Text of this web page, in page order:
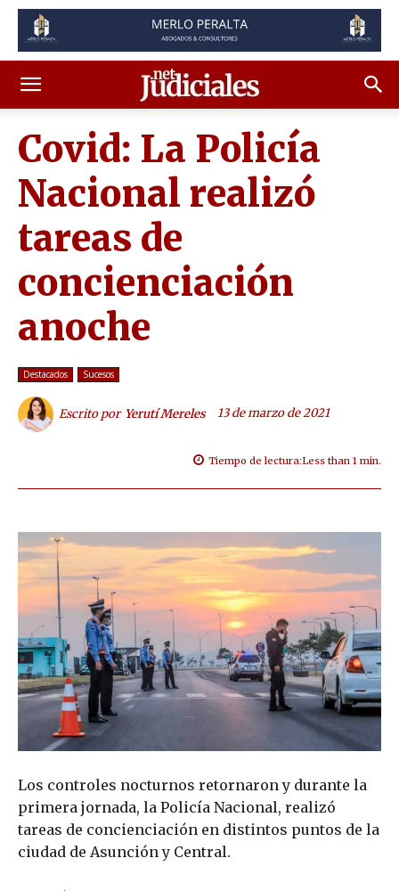
Covid: La Policía
Nacional realizó
tareas de
concienciación
anoche
Destacados Sucesos
Escrito por Yerutí Mereles 13 de marzo de 2021
Tiempo de lectura:Less than 1 min.
Los controles nocturnos retornaron y durante la
primera jornada, la Policía Nacional, realizó
tareas de concienciación en distintos puntos de la
ciudad de Asunción y Central.